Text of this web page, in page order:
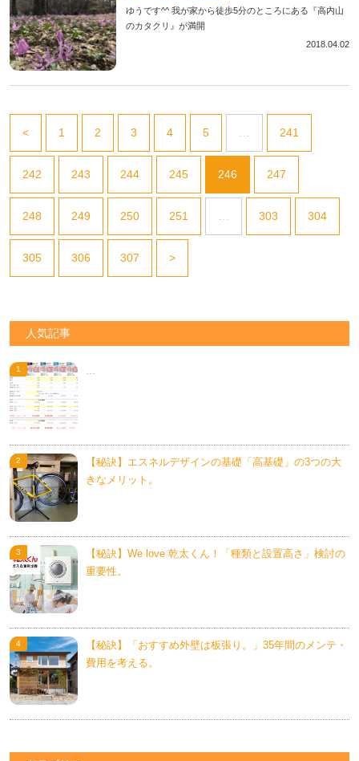
ゆうです^^ 我が家から徒歩5分のところにある『高内山
のカタクリ』が満開
2018.04.02
< 1 2 3 4 5 … 241
242 243 244 245 246 247
248 249 250 251 … 303 304
305 306 307 >
人気記事
...
【秘訣】エスネルデザインの基礎「高基礎」の3つの大
きなメリット。
【秘訣】We love 乾太くん！「種類と設置高さ」検討の
重要性。
【秘訣】「おすすめ外壁は板張り。」35年間のメンテ・
費用を考える。